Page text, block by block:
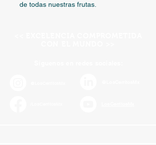
de todas nuestras frutas.